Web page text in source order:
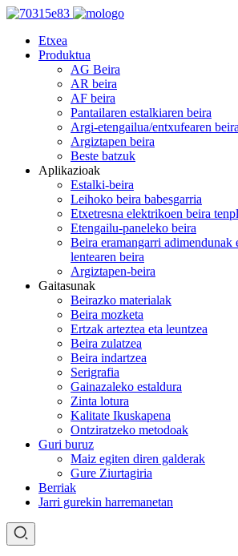
Etxea
Produktua
AG Beira
AR beira
AF beira
Pantailaren estalkiaren beira
Argi-etengailua/entxufearen beira
Argiztapen beira
Beste batzuk
Aplikazioak
Estalki-beira
Leihoko beira babesgarria
Etxetresna elektrikoen beira
Etengailu-paneleko beira
Beira eramangarri adimendunak
lentearen beira
Argiztapen-beira
Gaitasunak
Beirazko materialak
Beira mozketa
Ertzak arteztea eta leuntzea
Beira zulatzea
Beira indartzea
Serigrafia
Gainazaleko estaldura
Zinta lotura
Kalitate Ikuskapena
Ontziratzeko metodoak
Guri buruz
Maiz egiten diren galderak
Gure Ziurtagiria
Berriak
Jarri gurekin harremanetan